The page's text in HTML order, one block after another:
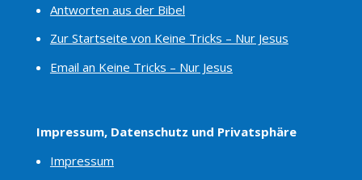
Antworten aus der Bibel
Zur Startseite von Keine Tricks – Nur Jesus
Email an Keine Tricks – Nur Jesus
Impressum, Datenschutz und Privatsphäre
Impressum